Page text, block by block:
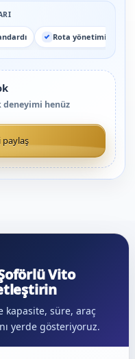
Rota yönetimi
deneyimi henüz
Vito
kapasite, süre, araç
yerde gösteriyoruz.